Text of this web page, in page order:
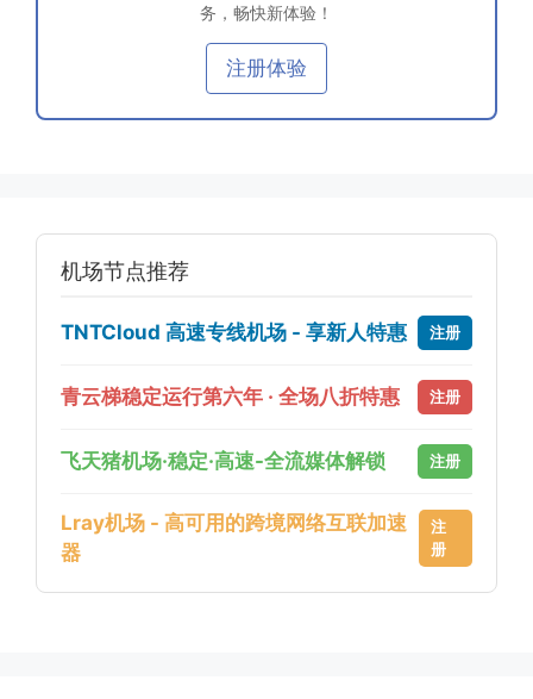
务，畅快新体验！
注册体验
机场节点推荐
TNTCloud 高速专线机场 - 享新人特惠 注册
青云梯稳定运行第六年 · 全场八折特惠 注册
飞天猪机场·稳定·高速-全流媒体解锁 注册
Lray机场 - 高可用的跨境网络互联加速
器
注
册